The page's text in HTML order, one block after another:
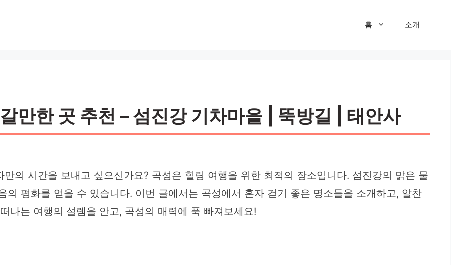
홈 소개
만한 곳 추천 – 섬진강 기차마을 | 뚝방길 | 태안사
의 시간을 보내고 싶으신가요? 곡성은 힐링 여행을 위한 최적의 장소입니다. 섬진강의 맑은 물
의 평화를 얻을 수 있습니다. 이번 글에서는 곡성에서 혼자 걷기 좋은 명소들을 소개하고, 알찬
나는 여행의 설렘을 안고, 곡성의 매력에 푹 빠져보세요!